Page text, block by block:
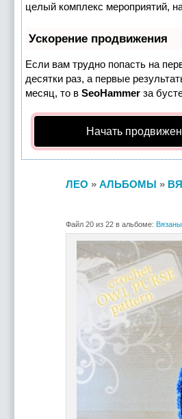
целый комплекс мероприятий,
Ускорение продвижения
Если вам трудно попасть на
десятки раз, а первые
месяц, то в SeoHammer за
Начать
ЛЕО » АЛЬБОМЫ »
Файл 20 из 22 в альбоме: